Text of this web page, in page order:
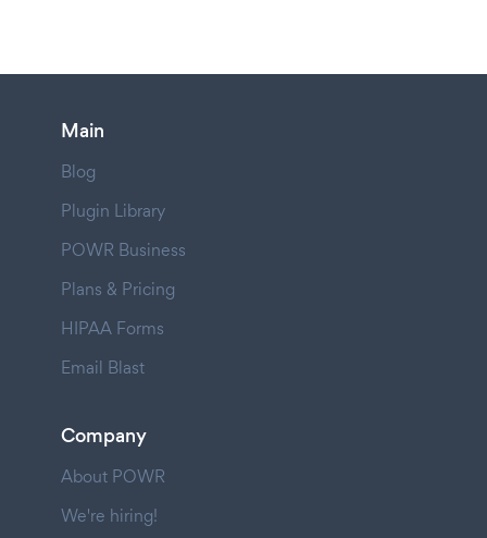
Main
Blog
Plugin Library
POWR Business
Plans & Pricing
HIPAA Forms
Email Blast
Company
About POWR
We're hiring!